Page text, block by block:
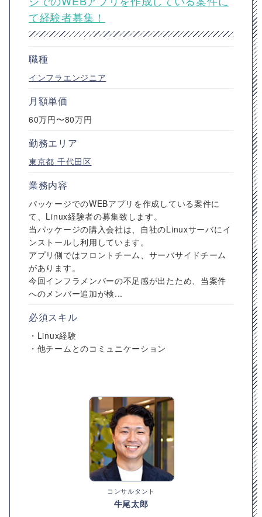
て経験者募集！
職種
インフラエンジニア
月額単価
60万円〜80万円
勤務エリア
東京都 千代田区
業務内容
パッケージでのWEBアプリを作成している案件に
て、Linux経験者の募集致します。
当パッケージの購入会社は、自社のLinuxサーバにイ
ンストールし利用しています。
アプリ側ではフロントチーム、サーバサイドチーム
があります。
今回インフラメンバーの不足感が出たため、当案件
へのメンバー追加が検...
必須スキル
・Linux経験
・他チームとのコミュニケーション
コンサルタント
牛尾太郎